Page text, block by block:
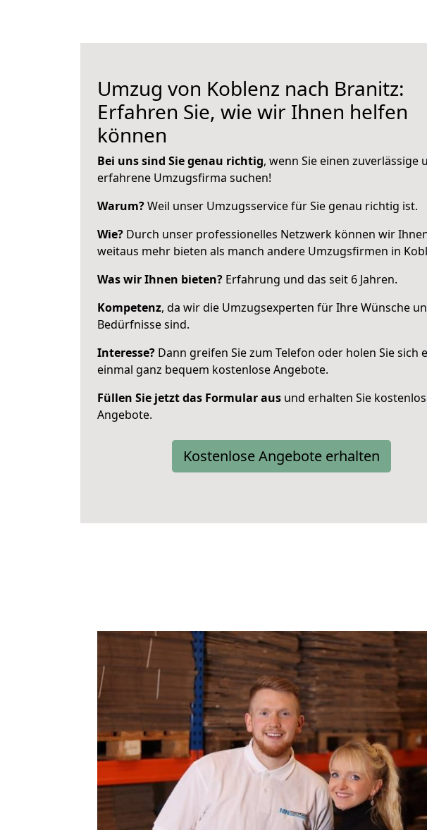
Umzug von Koblenz nach Branitz:
Erfahren Sie, wie wir Ihnen helfen
können
Bei uns sind Sie genau richtig, wenn Sie einen zuverlässige
erfahrene Umzugsfirma suchen!
Warum?Weil unser Umzugsservice für Sie genau richtig ist.
Wie? Durch unser professionelles Netzwerk können wir
weitaus mehr bieten als manch andere Umzugsfirmen in
Was wir Ihnen bieten? Erfahrung und das seit 6 Jahren.
Kompetenz, da wir die Umzugsexperten für Ihre Wünsche
Bedürfnisse sind.
Interesse? Dann greifen Sie zum Telefon oder holen Sie sich
einmal ganz bequem kostenlose Angebote.
Füllen Sie jetzt das Formular aus und erhalten Sie
Angebote.
Kostenlose Angebote erhalten